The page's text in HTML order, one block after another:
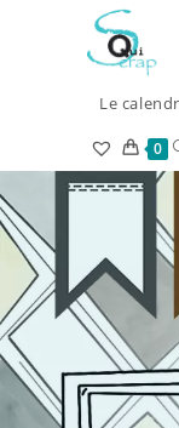
Le
0